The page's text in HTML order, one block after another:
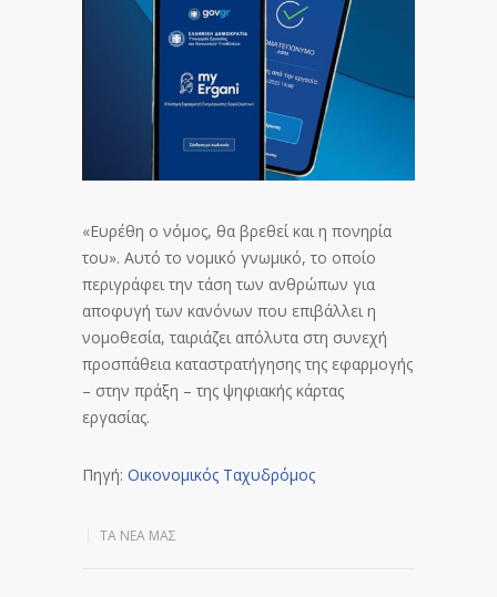
«Ευρέθη ο νόμος, θα βρεθεί και η πονηρία
του». Αυτό το νομικό γνωμικό, το οποίο
περιγράφει την τάση των ανθρώπων για
αποφυγή των κανόνων που επιβάλλει η
νομοθεσία, ταιριάζει απόλυτα στη συνεχή
προσπάθεια καταστρατήγησης της εφαρμογής
– στην πράξη – της ψηφιακής κάρτας
εργασίας.
Πηγή: Οικονομικός Ταχυδρόμος
ΤΑ ΝΈΑ ΜΑΣ